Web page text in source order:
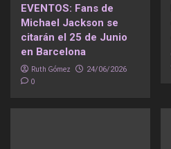
EVENTOS: Fans de
Michael Jackson se
citarán el 25 de Junio
en Barcelona
Ruth Gómez 24/06/2026
0